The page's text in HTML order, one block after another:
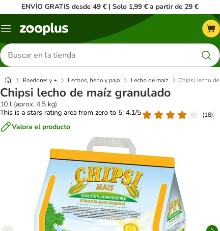
ENVÍO GRATIS desde 49 € | Solo 1,99 € a partir de 29 €
Menú
Buscar
productos
Roedores y + Lechos, heno y paja Lecho de maíz Chipsi lecho
Chipsi lecho de maíz granulado
10 l (aprox. 4,5 kg)
This is a stars rating area from zero to 5: 4.1/5
(18)
Valora el producto